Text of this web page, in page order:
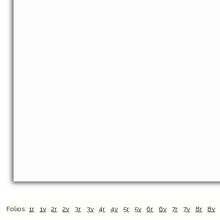
Folios: 1r 1v 2r 2v 3r 3v 4r 4v 5r 5v 6r 6v 7r 7v 8r 8v